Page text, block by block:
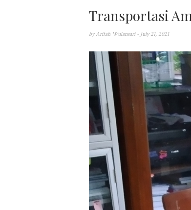
Transportasi
by Arifah Wulansari - July 21, 2021